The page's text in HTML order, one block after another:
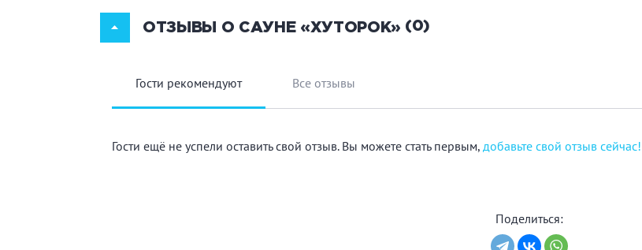
ОТЗЫВЫ О САУНЕ «ХУТОРОК» (0)
Гости рекомендуют Все отзывы
Гости ещё не успели оставить свой отзыв. Вы можете стать первым, добавьте свой отзыв сейчас!
Поделиться: